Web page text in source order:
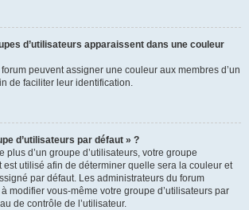
d’utilisateurs apparaissent dans une couleur
peuvent assigner une couleur aux membres d’un
de faciliter leur identification.
d’utilisateurs par défaut » ?
plus d’un groupe d’utilisateurs, votre groupe
est utilisé afin de déterminer quelle sera la couleur et
par défaut. Les administrateurs du forum
modifier vous-même votre groupe d’utilisateurs par
de contrôle de l’utilisateur.